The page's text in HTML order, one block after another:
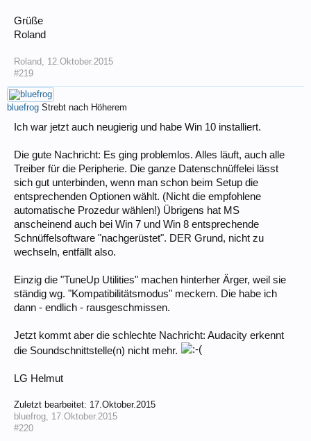
Grüße
Roland
Roland, 12.Oktober.2015
#219
bluefrog Strebt nach Höherem
Ich war jetzt auch neugierig und habe Win 10 installiert.
Die gute Nachricht: Es ging problemlos. Alles läuft, auch alle
Treiber für die Peripherie. Die ganze Datenschnüffelei lässt
sich gut unterbinden, wenn man schon beim Setup die
entsprechenden Optionen wählt. (Nicht die empfohlene
automatische Prozedur wählen!) Übrigens hat MS
anscheinend auch bei Win 7 und Win 8 entsprechende
Schnüffelsoftware "nachgerüstet". DER Grund, nicht zu
wechseln, entfällt also.
Einzig die "TuneUp Utilities" machen hinterher Ärger, weil sie
ständig wg. "Kompatibilitätsmodus" meckern. Die habe ich
dann - endlich - rausgeschmissen.
Jetzt kommt aber die schlechte Nachricht: Audacity erkennt
die Soundschnittstelle(n) nicht mehr.
LG Helmut
Zuletzt bearbeitet: 17.Oktober.2015
bluefrog, 17.Oktober.2015
#220